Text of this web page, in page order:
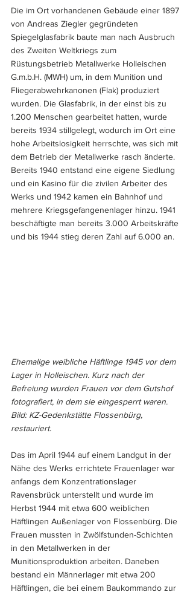
Die im Ort vorhandenen Gebäude einer 1897
von Andreas Ziegler gegründeten
Spiegelglasfabrik baute man nach Ausbruch
des Zweiten Weltkriegs zum
Rüstungsbetrieb Metallwerke Holleischen
G.m.b.H. (MWH) um, in dem Munition und
Fliegerabwehrkanonen (Flak) produziert
wurden. Die Glasfabrik, in der einst bis zu
1.200 Menschen gearbeitet hatten, wurde
bereits 1934 stillgelegt, wodurch im Ort eine
hohe Arbeitslosigkeit herrschte, was sich mit
dem Betrieb der Metallwerke rasch änderte.
Bereits 1940 entstand eine eigene Siedlung
und ein Kasino für die zivilen Arbeiter des
Werks und 1942 kamen ein Bahnhof und
mehrere Kriegsgefangenenlager hinzu. 1941
beschäftigte man bereits 3.000 Arbeitskräfte
und bis 1944 stieg deren Zahl auf 6.000 an.
Ehemalige weibliche Häftlinge 1945 vor dem
Lager in Holleischen. Kurz nach der
Befreiung wurden Frauen vor dem Gutshof
fotografiert, in dem sie eingesperrt waren.
Bild: KZ-Gedenkstätte Flossenbürg,
restauriert.
Das im April 1944 auf einem Landgut in der
Nähe des Werks errichtete Frauenlager war
anfangs dem Konzentrationslager
Ravensbrück unterstellt und wurde im
Herbst 1944 mit etwa 600 weiblichen
Häftlingen Außenlager von Flossenbürg. Die
Frauen mussten in Zwölfstunden-Schichten
in den Metallwerken in der
Munitionsproduktion arbeiten. Daneben
bestand ein Männerlager mit etwa 200
Häftlingen, die bei einem Baukommando zur